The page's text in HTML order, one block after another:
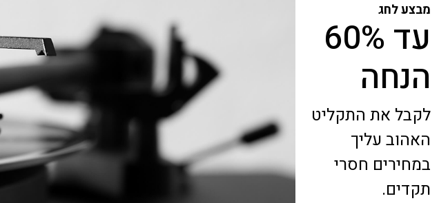
מבצע לחג
עד 60%
הנחה
לקבל את התקליט
האהוב עליך
במחירים חסרי
תקדים.